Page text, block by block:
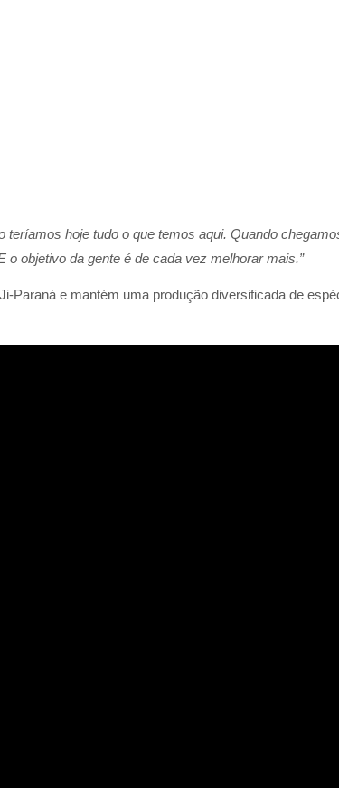
teríamos hoje tudo o que temos aqui. Quando
objetivo da gente é de cada vez melhorar mais.”
Paraná e mantém uma produção diversificada de